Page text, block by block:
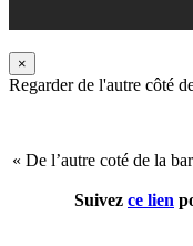
×
Regarder de l'autre côté
« De l’autre coté de la
Suivez ce lien